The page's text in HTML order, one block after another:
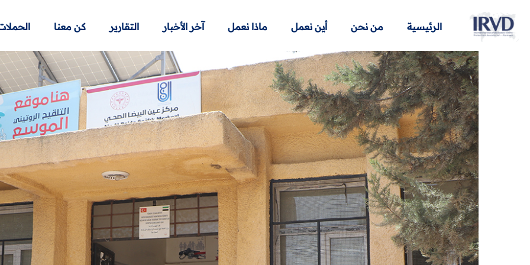
الرئيسية من نحن أين نعمل ماذا نعمل آخر الأخبار التقارير كن معنا